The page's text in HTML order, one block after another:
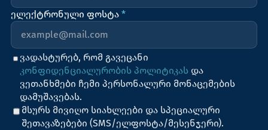
ელექტრონული ფოსტა *
ვადასტურებ, რომ გავეცანი
კონფიდენციალურობის პოლიტიკას და
ვეთანხმები ჩემი პერსონალური მონაცემების
დამუშავებას.
მსურს მივიღო სიახლეები და სპეციალური
შეთავაზებები (SMS/ელფოსტა/მესენჯერი).